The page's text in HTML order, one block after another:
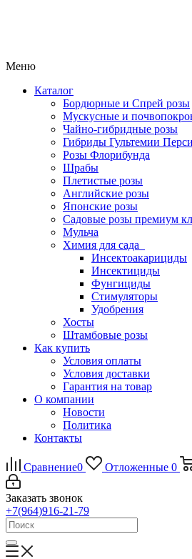
Меню
Каталог
Бордюрные и Спрей розы
Мускусные и
Чайно-гибридные розы
Гибриды Гультемии
Розы Флорибунда
Шрабы
Плетистые розы
Английские розы
Японские розы
Садовые розы премиум
Мульча
Химия для сада
Инсектоакарициды
Инсектициды
Фунгициды
Стимуляторы
Удобрения
Хосты
Штамбовые розы
Как купить
Условия оплаты
Условия доставки
Гарантия на товар
О компании
Новости
Политика
Контакты
Сравнение0 Отложенные 0
Заказать звонок
+7(964)916-21-79